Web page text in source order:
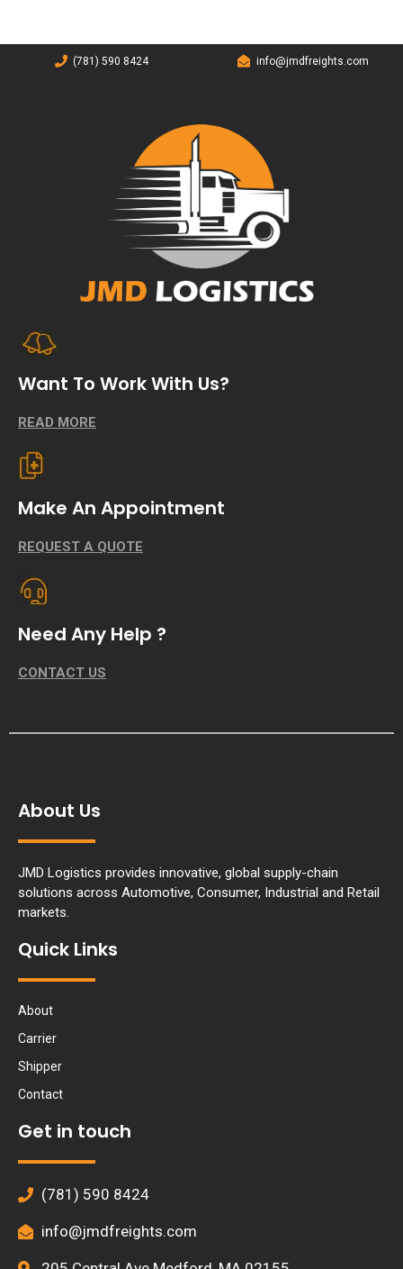
(781) 590 8424 info@jmdfreights.com
Want To Work With Us?
READ MORE
Make An Appointment
REQUEST A QUOTE
Need Any Help ?
CONTACT US
About Us
JMD Logistics provides innovative, global supply-chain
solutions across Automotive, Consumer, Industrial and Retail
markets.
Quick Links
About
Carrier
Shipper
Contact
Get in touch
(781) 590 8424
info@jmdfreights.com